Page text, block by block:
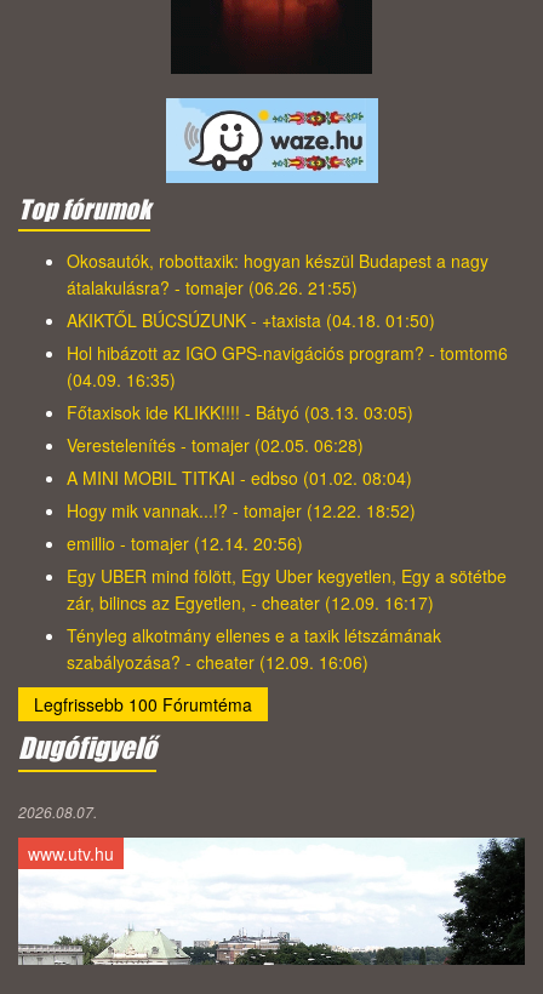
Top fórumok
Okosautók, robottaxik: hogyan készül Budapest a nagy
átalakulásra? - tomajer (06.26. 21:55)
AKIKTŐL BÚCSÚZUNK - +taxista (04.18. 01:50)
Hol hibázott az IGO GPS-navigációs program? - tomtom6
(04.09. 16:35)
Főtaxisok ide KLIKK!!!! - Bátyó (03.13. 03:05)
Verestelenítés - tomajer (02.05. 06:28)
A MINI MOBIL TITKAI - edbso (01.02. 08:04)
Hogy mik vannak...!? - tomajer (12.22. 18:52)
emillio - tomajer (12.14. 20:56)
Egy UBER mind fölött, Egy Uber kegyetlen, Egy a sötétbe
zár, bilincs az Egyetlen, - cheater (12.09. 16:17)
Tényleg alkotmány ellenes e a taxik létszámának
szabályozása? - cheater (12.09. 16:06)
Legfrissebb 100 Fórumtéma
Dugófigyelő
2026.08.07.
www.utv.hu